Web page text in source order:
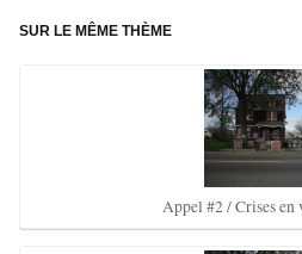
SUR LE MÊME THÈME
Appel #2 / Crises